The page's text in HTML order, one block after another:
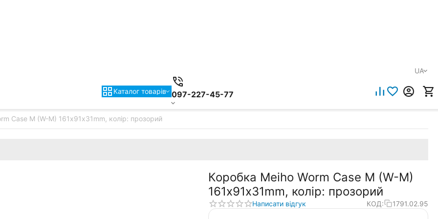
UA
Каталог товарiв 097-227-45-77
Case M (W-M) 161х91х31mm, колір: прозорий
Коробка Meiho Worm Case M (W-M)
161х91х31mm, колір: прозорий
Написати відгук КОД: 1791.02.95